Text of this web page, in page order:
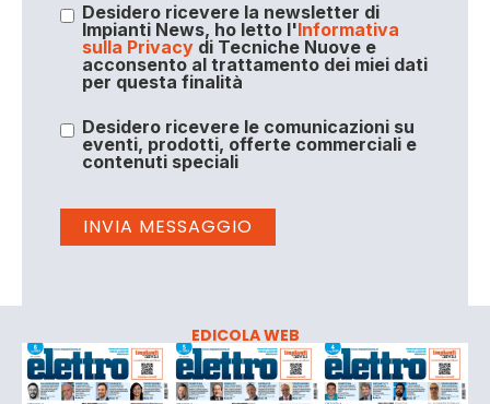
Desidero ricevere la newsletter di
Impianti News, ho letto l'Informativa
sulla Privacydi Tecniche Nuove e
acconsento al trattamento dei miei dati
per questa finalità
Desidero ricevere le comunicazioni su
eventi, prodotti, offerte commerciali e
contenuti speciali
EDICOLA WEB